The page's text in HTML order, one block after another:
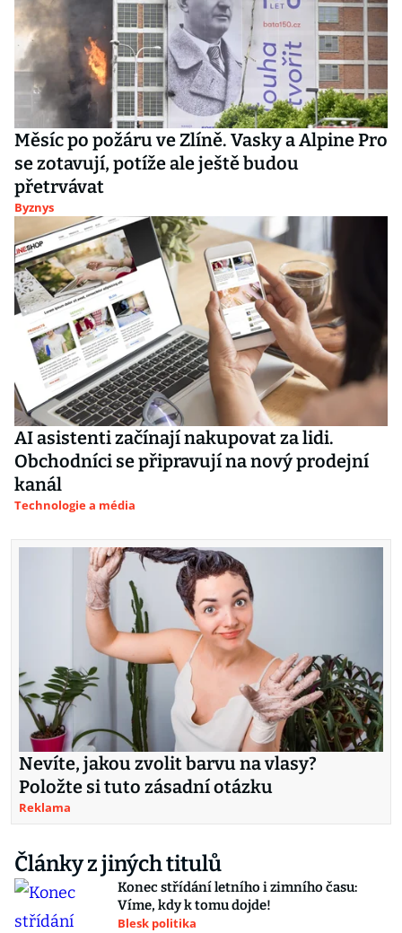
Měsíc po požáru ve Zlíně. Vasky a Alpine Pro
se zotavují, potíže ale ještě budou
přetrvávat
Byznys
AI asistenti začínají nakupovat za lidi.
Obchodníci se připravují na nový prodejní
kanál
Technologie a média
Nevíte, jakou zvolit barvu na vlasy?
Položte si tuto zásadní otázku
Reklama
Články z jiných titulů
Konec střídání letního i zimního času:
Víme, kdy k tomu dojde!
Blesk politika